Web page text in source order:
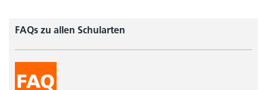
FAQs zu allen Schularten